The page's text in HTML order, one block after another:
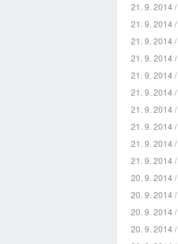
21. 9. 2014 /
21. 9. 2014 /
21. 9. 2014 /
21. 9. 2014 /
21. 9. 2014 /
21. 9. 2014 /
21. 9. 2014 /
21. 9. 2014 /
21. 9. 2014 /
21. 9. 2014 /
20. 9. 2014 /
20. 9. 2014 /
20. 9. 2014 /
20. 9. 2014 /